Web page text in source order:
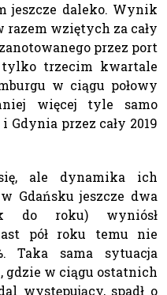
jeszcze daleko. Wynik
wziętych za cały
przez port
trzecim kwartale
w ciągu połowy
więcej tyle samo
Gdynia przez cały 2019
ale dynamika ich
Gdańsku jeszcze dwa
do roku) wyniósł
pół roku temu nie
Taka sama sytuacja
gdzie w ciągu ostatnich
występujący, spadł o